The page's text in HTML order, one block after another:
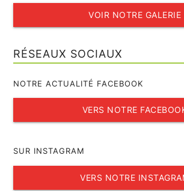
VOIR NOTRE GALERIE
RÉSEAUX SOCIAUX
NOTRE ACTUALITÉ FACEBOOK
VERS NOTRE
SUR INSTAGRAM
VERS NOTRE